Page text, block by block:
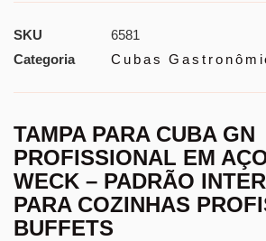
SKU
6581
Categoria
Cubas
TAMPA PARA CUBA GN
PROFISSIONAL EM
WECK – PADRÃO
PARA COZINHAS
BUFFETS